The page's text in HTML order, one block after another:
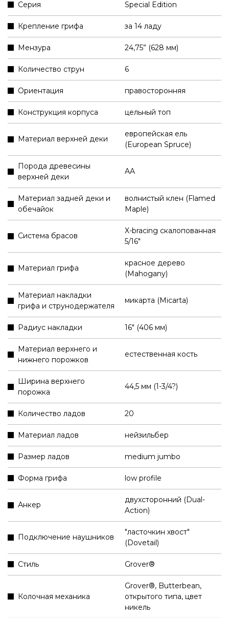
Серия Special Edition
Крепление грифа за 14 ладу
Мензура 24,75” (628 мм)
Количество струн 6
Ориентация правосторонняя
Конструкция корпуса цельный топ
Материал верхней деки
европейская ель
(European Spruce)
Порода древесины
верхней деки
AA
Материал задней деки и
обечайок
волнистый клен (Flamed
Maple)
Система брасов
X-bracing скалопованная
5/16"
Материал грифа
красное дерево
(Mahogany)
Материал накладки
грифа и струнодержателя
микарта (Micarta)
Радиус накладки 16" (406 мм)
Материал верхнего и
нижнего порожков
естественная кость
Ширина верхнего
порожка
44,5 мм (1-3/4?)
Количество ладов 20
Материал ладов нейзильбер
Размер ладов medium jumbo
Форма грифа low profile
Анкер
двухсторонний (Dual-
Action)
Подключение наушников
"ласточкин хвост"
(Dovetail)
Стиль Grover®
Колочная механика
Grover®, Butterbean,
открытого типа, цвет
никель